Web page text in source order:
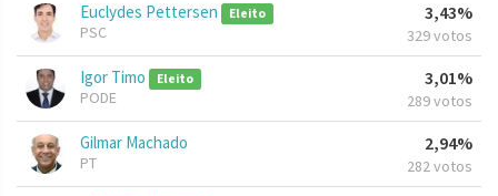
Euclydes Pettersen Eleito
PSC
3,43%
329 votos
Igor Timo Eleito
PODE
3,01%
289 votos
Gilmar Machado
PT
2,94%
282 votos